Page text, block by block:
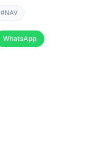
#NAV
WhatsApp